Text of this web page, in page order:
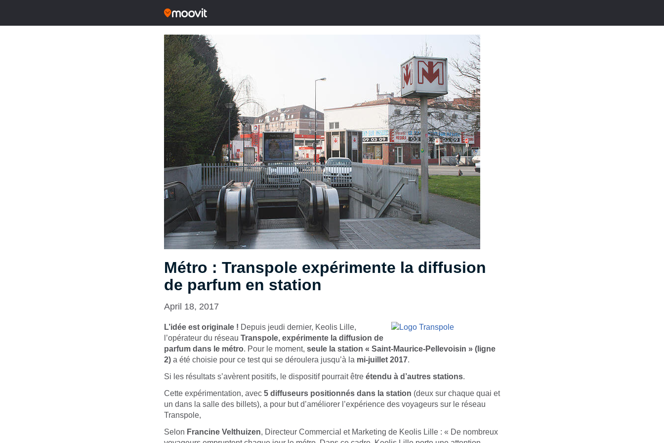
Métro : Transpole expérimente la diffusion
de parfum en station
April 18, 2017
L’idée est originale ! Depuis jeudi dernier, Keolis Lille,
l’opérateur du réseau Transpole, expérimente la diffusion de
parfum dans le métro. Pour le moment, seule la station « Saint-Maurice-Pellevoisin » (ligne
2) a été choisie pour ce test qui se déroulera jusqu’à la mi-juillet 2017.
Si les résultats s’avèrent positifs, le dispositif pourrait être étendu à d’autres stations.
Cette expérimentation, avec 5 diffuseurs positionnés dans la station (deux sur chaque quai et
un dans la salle des billets), a pour but d’améliorer l’expérience des voyageurs sur le réseau
Transpole,
Selon Francine Velthuizen, Directeur Commercial et Marketing de Keolis Lille : « De nombreux